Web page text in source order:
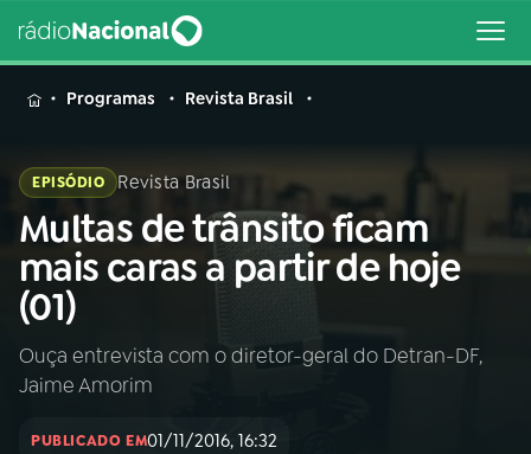
MENU
Buscar
na
Rádio
Nacional
Buscar
AO VIVO
INÍCIO
Programas Revista Brasil
EPISÓDIO Revista Brasil
Multas de trânsito ficam
mais caras a partir de hoje
(01)
Ouça entrevista com o diretor-geral do Detran-DF,
Jaime Amorim
PUBLICADO EM01/11/2016, 16:32